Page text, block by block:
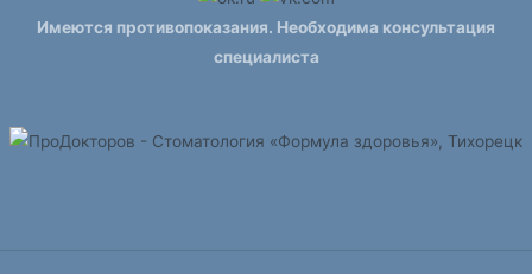
Имеются противопоказания. Необходима консультация
специалиста